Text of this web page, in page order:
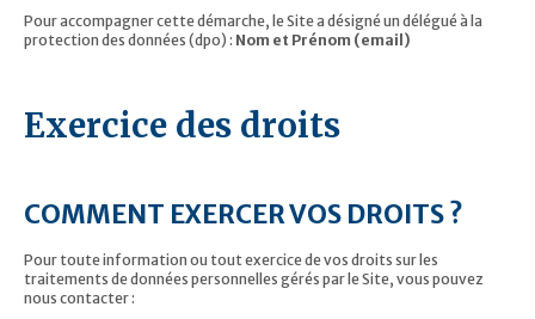
Pour accompagner cette démarche, le Site a désigné un délégué à la
protection des données (dpo) : Nom et Prénom (email)
Exercice des droits
COMMENT EXERCER VOS DROITS ?
Pour toute information ou tout exercice de vos droits sur les
traitements de données personnelles gérés par le Site, vous pouvez
nous contacter :